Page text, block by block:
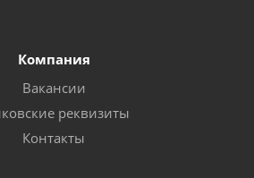
Компания
Вакансии
реквизиты
Контакты